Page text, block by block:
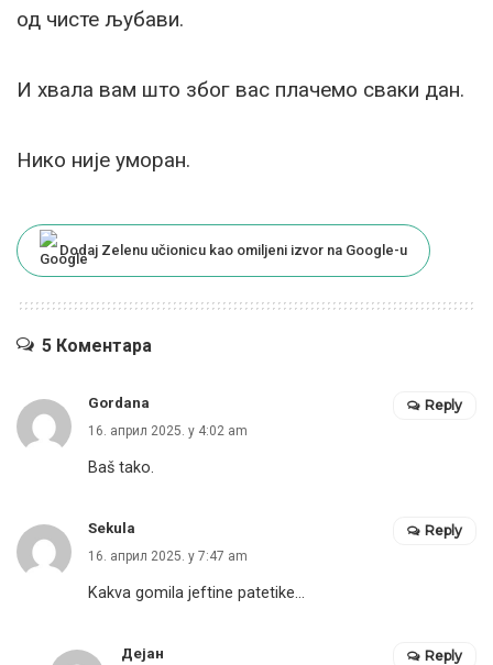
од чисте љубави.
И хвала вам што због вас плачемо сваки дан.
Нико није уморан.
Dodaj Zelenu učionicu kao omiljeni izvor na Google-u
5 Коментара
Gordana
16. април 2025. у 4:02 am
Baš tako.
Reply
Sekula
16. април 2025. у 7:47 am
Kakva gomila jeftine patetike…
Reply
Дејан Reply